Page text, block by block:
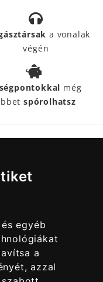
egyéb
a
azzal
a vonalak
végén
még
spórolhatsz
SEGÍTIK